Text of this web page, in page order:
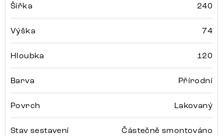
Šířka 240
Výška 74
Hloubka 120
Barva Přírodní
Povrch Lakovaný
Stav sestavení Částečně smontováno